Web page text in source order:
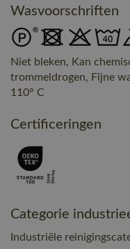
Wasvoorschriften
Niet bleken, Kan
trommeldrogen, Fijne
110° C
Certificeringen
Categorie
Industriële